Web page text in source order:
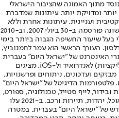
מתוך האמונה שהציבור הישראלי
יותר ומדויקת יותר. עיתונות שמדברת
ועניינית. עיתונות אחרת וללא
תשלום. המהדורה המודפסת הראשונה פורסמה ב-30 ביולי 2007, וב-2010
בעל שיעור החשיפה הגבוה ביותר בימי
העורך הראשי הוא עמר לחמנוביץ,
האינטרנט של "ישראל היום" בעברית
ובאנגלית, כמו כן היישומונים (אפליקציות) לאנדרואיד ול-iOS, מציגים
ועדכונים, ניתוחים ופרשנויות,
פלטפורמות הדיגיטל של "ישראל היום"
לייף סטייל, טכנולוגיה, ספורט,
כלכלה וצרכנות, בריאות, חיילים, אוכל, יהדות, תיירות ורכב. ב-2021 עלו
של "ישראל היום" בעברית, במטרה